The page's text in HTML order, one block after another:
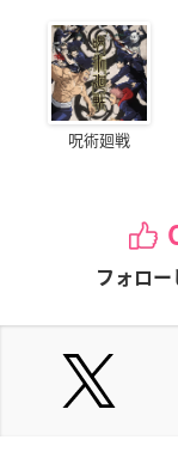
呪術廻戦
フォロー